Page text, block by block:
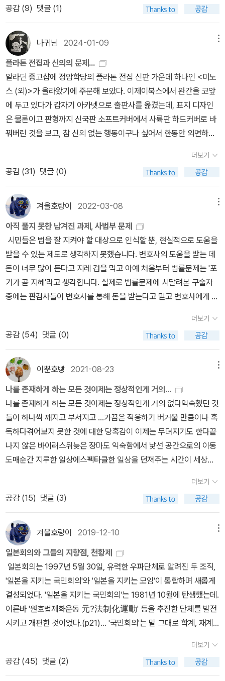
수 있어야 하고, 용기, 절제, 지혜라는 다양한 미덕들이 하나임을 알아
야 하고, 법의 참된 본성을 알고 아름다운 행위를 본성에 따라서 판단
하고 실행할 수 있어야 한다고 하면서 논의를 매듭짓는다. (11권과 12
권) 이런 국가는 행복한 삶의 조건이고, 기존의 국가들은 당파 지배
(민주제, 과두제, 참주제 같은 비-정치)에 지나지 않으며, 폭력으로
비자발적인 피치자들을 제멋대로 다스릴 뿐이다. 공공적인 것에 대한
사고가 잘 드러나는 면을 보자. 농업을 기본적인 생산 수단으로 삼는
이 국가에서 농촌감독관은 중요한 역할을 맡는다. 그런데 감독관은
지배하는 자가 아니라 ‘섬기는 자’이다. 플라톤은 잘 다스리는 것보다
잘 섬기는 것이 중요하다고 본다. 따라서 감독관 자신이 남을 섬기는
비롯한 관리들이 지배하는 자가 아니라 남을 섬긴다고 보는 사고는
를 증진시키고 그들의 행복을 추구할 수 있는 장을 마련하려는 것으
로 여긴다. 어떤 물건을 만드는 사람은 그것을 자신이 쓰기 위해서가
아니라 그것이 필요한 자를 위해서 생산한다면, 정치적 활동은 정치
가의 (시민들에 대한) 지배가 아니라 정치공동체라는 산물을 산출하
는 봉사행위일 것이다. 이런 까닭에 국가를 위해서 봉사하는 관리는
선물을 받지 않고 봉사해야 한다. (이를 어기고 사익을 추구하는 자는
사형에 처한다.) 공동체적 사고는 교육, 문화적인 측면에 어떻게 나타
나는가? 새로운 국가는 교육의 중요성을 강조하는데, 아이를 양육하
하거나 괴로움을 회피하는 것이 아니라 중용의 미덕을 중시한다. 몸
과 혼의 훌륭함을 기르기 위해서 체력 단련과 시가 교육을 일정 기간
동안 받게 한다. 또한 놀이를 교육에 적절하게 활용하는데, 이런 놀이
가 개인들의 취향에 따라서 변하는 것을 바람직하지 않다고 본다. 이
는 놀이 양식이 바뀌면 다른 생활방식을 추구하게 되고 이것은 다른
제도를 요구하기 때문이다. 이런 사고는 단일한 문화를 통해 공동체
의 질서를 갖추려는 점으로도 잘 나타난다. 체력을 단련시키기 위해
서 춤과 시가를 결합시켜서 다양한 훈련을 하도록 하는데, 이 경우에
도 춤과 노래의 특징을 변화시키는 것을 바람직하다고 보지 않는다.
다양한 문화가 아니라 단일하고 불변적인 문화가 국가의 질서와 통합
된 문화를 가능하게 한다고 보기 때문이다. (문화적 다양성을 주장하
는 현대인들이 저마다의 시민들이 저마다의 방법으로 저마다의 즐거
에서 같은 시민들이 같은 방법으로, 같은 즐거움을 누리는 것이 행복
한 삶이라고 본다. 놀이 문화를 생활양식을 규정하는 기초로 보기 때
문에 ‘완전한’ 제도가 변하는데 따른 혼란을 막기 위해서는 놀이를 비
롯한 다양한 문화, 예술에 대한 검열과 제한이 필요하다고 본다. 이런
공동체적 사고는 쾌락에 대한 절제에서도 잘 드러난다. 고전기 그리
스인들은 쾌락에 무절제한 경우를 윤리적 결함이라고 보았다. 자신의
쾌락과 맞서 싸워서 패배하는 자는 무절제한 자여서 수동적인 존재에
지나지 않으므로 능동적인 미덕을 요구하는 공적인 임무를 맡을 자격
이 없다고 보았다. 이런 절제의 윤리학에서는 쾌락에 맞서서 승리하
과 함께 혼의 아름다움을 추구하는 바람직한 미덕이라고 보았다. 부
에 대한 욕구는 시민들이 재산에만 관심을 갖게 하고, 혼이 그날그날
의 이익에만 매달리게 한다. 금과 은에 대한 만족을 모르는 욕구는 혼
천병희 선생님의 역서를 2015년경부터 한동안 사 모았는데, 돌아가
시기 전에 선물처럼 남기신 플라톤 전집의 편제를 이제야 들여다 보
았다. 아무튼 전에 사둔 책이 있었으므로, 2013년에 나온 구판으로
보았다. 구판에는 전집 2권과 달리 『파이드로스』와 『메논』만 실려
있다. 2002년 여름에 대화편을 처음 읽었던 것 같은데 나이가 들고
다시 읽으니 느낌이 또 다르다. 10년 전에는 천병희 선생님의 말랑말
랑한 문체가 최선이라고 여겼는데, 딴에는 넓은 의미의 연구 활동에
몸 담고 난 뒤에 보니 아쉬움이 없지 않다. 『파이드로스』와 『메논』
은 『프로타고라스』, 『파이돈』, 『국가』, 『향연』 등과 더불어 플라톤의
'중기' 작품으로 분류된다. 천병희 선생님의 소개에 따르면, 『파이드
로스』가 '초기' 작품으로 간주된 적도 있는데, 이제는 『국가』보다는
나중에, '후기' 작품에 속하는 『필레보스』보다는 먼저 집필된 것으로
론』, 『크리톤』, 『이온』 등이 있고, '후기' 작품에는 『필레보스』 외에
도 『소피스트』, 『티마이오스』, 『법률』 같은 것들이 있다.3. 천병희 선
생님의 다른 대화편 번역과 마찬가지로, 이 책도 바로 곁에 앉은(실제
로는 아마도 누워 있었을) '전기가오리' 소크라테스 아저씨가 진짜로
모르는 건지, 아니면 알면서 모르는 척하는 건지(당신 말로는 '진짜로
모른다'고 거듭 강조하시지만) 알 수 없는 말투로 조곤조곤 말을 건네
고 있다. 읽고 나면 '테스 형'과 무척 친해진 느낌이 든다. 바로 이어서
다른 대화편을 좀 더 읽고 싶다는 마음이 들었는데, 장서 상당 부분이
려야 할 것 같다. 그럼 테스 형(플라톤)은 나에게 이렇게 말하겠지...
'친구여, 묻고 싶은 것이 하나 있네. 자네가 소피스트들에게 빠져 있다
고 하는데, 어찌 된 일인가? 소피스트들이 하는 말이 자네에게 무슨
특별한 것을 주기라도 했는가? 자네는 말하는 기술만으로도 지혜로
운 사람이 될 수 있다고 믿는 건가?' 마음을 붙들려고 8월부터 성당
에 다시 나가기 시작했는데, 오늘 고해성사 후 미사에 참례하면서 도
킨스의 책들만 잔뜩 빼놓고 종교서 대부분을 창고에 넣어버린 것을
후회했다.4. 참고로, '전기가오리'는 『메논』 80a (구판 162쪽)에 나
오는 표현이다.메논: (...) 그런데 선생님께서는 지금 나를 마술로 호
려 말 그대로 꼼짝달싹 못하게 만드시는 것 같아요. 농담을 좀 해도 된
다면, 선생님께서는 내가 보기에 외모나 그 밖의 다른 면에서 영락없
이 바다에 사는 저 넓적한 전기가오리예요. 전기가오리는 닿을 만큼
짓을 한 것 같으니까요. 나는 정말로 혼과 입이 마비되어 선생님에게
도무지 대답을 할 수가 없어요. '정전기'를 발견한 탈레스도 있었지
만, '전기'에 대한 과학적 이해는 피뢰침 개발의 기초가 된 1752년 벤
저민 프랭클린의 연(鳶, kite) 실험 등으로 정립되었으므로, 플라톤
시절에는 '전기가오리'라는 생물을 어떻게 이해하였는지가 문득 궁금
해졌다. 먼저 영어 번역부터 찾아 보았다. '농담을 좀 해도 된다면' 이
하 부분만 인용한다.Benjamin Jowett (1871 ?)'And if I may ve
nture to make a jest upon you, you seem to me both in yo
ur appearance and in your power over others to be very lik
him and touch him, as you have now torpified me, I think. F
or my soul and my tongue are really torpid, and I do not kn
ow how to answer you;'http://polazzo.com/Plato%20-%2
공감 (9) 댓글 (1)
나귀님 2024-01-09
플라톤 전집과 신의의 문제...
알라딘 중고샵에 정암학당의 플라톤 전집 신판 가운데 하나인 <미노
스 (외)>가 올라왔기에 주문해 보았다. 이제이북스에서 완간을 코앞
에 두고 있다가 갑자기 아카넷으로 출판사를 옮겼는데, 표지 디자인
은 물론이고 판형까지 신국판 소프트커버에서 사륙판 하드커버로 바
꿔버린 것을 보고, 참 신의 없는 행동이구나 싶어서 한동안 외면하던
은 것이라서 구입했는데, '정암학당 플라톤 전집을 새롭게 펴내며'라
는 두 번째 서문을 보면 이제이북스의 사정으로 출간을 중단하고 출
판사를 옮기게 되었다는 설명이 나온다. 검색해 보니 이제이북스는 2
018년 이후로 신간을 내놓지 않았으니 사실상 문을 닫은 것이 아닌
가 싶기도 하다.하지만 출판사를 옮긴 사정까지는 감안하더라도, 판
형까지 싹 바꿔서 재간행하는 것은 괘씸할 수밖에 없다. 이제이북스
구판을 가진 독자의 입장에서는 무려 스무 권이나 모아 놓은 책들을
내버리고 다시 살 수도 없고, 막상 <미노스 (외)>처럼 원래 없던 책들
만 구입해서 꽂아 놓으면 기존의 책들과 판형부터 다르니 '전집'이라
기에는 영 꼴불견이다.플라톤 전집의 구판과 신판 모두에는 후원회원
인 개인과 단체의 명단이 서너 페이지에 걸쳐 나와 있는데, 거꾸로 보
자면 졸지에 무용지물이 되어 버린 구판을 떠안은 피해자 명단이라고
할 수도 있겠다. 처음부터 참여한 후원회원이라면 지금쯤 구판 스무
나 갖고 있지 않을까.출판계에서 한 작가, 또는 한 작품을 여러 권으로
나누어 출간하다 중단한다든지, 아니면 중간에 디자인을 바꾸어 통일
성을 깨트린다든지, 최악의 경우에 한동안 출간을 중단했다 재개하여
완간하면서 디자인 변경은 물론이고 박스 세트나 가격 할인이나 특전
부록 같은 혜택을 제공함으로써 꾸준히 구입한 독자를 농락하는 일은
그리 드물지도 않다.반면 한 작가의 작품을 두 출판사가 간행하면서
협의를 통해 판형은 물론이고 디자인까지 똑같이 맞추는 경우도 없지
않으니, 북스피어와 모비딕에서 나눠서 간행하는 마츠모토 세이초 시
연속성을 유지하지 못한 것은 필연적인 결과라기보다는 오히려 배려
부족의 결과로 보인다.<미노스 (외)>처럼 짧은 작품까지도 한 권으
로 간행하는 것을 보면 아카넷의 플라톤 전집은 전30권 내외로 완간
되지 않을까 짐작되는데, 그중 스무 권은 이제이북스에서 나왔던 것
들이니, 권수로만 놓고 보면 60%가 중복 출판인 셈이다.(물론 분량
으로는 전집의 4분의 1쯤을 차지할 법한 <국가>와 <법률>이 압도적
이므로 그 비율도 더 떨어지겠지만).물론 판형 따위야 아무래도 상관
없지 않느냐고 생각하는 사람도 있을지 모르겠지만, 책의 디자인은
읽기의 편의성과도 직결된다. 따라서 새로운 플라톤 전집을 굳이 작
은 판형에 하드커버까지 씌워 가면서 만드는 것이 합리적인지는 충분
히 의문을 제기할 만하다. 현재 판형으로 <국가>나 <법률>을 간행한
다면 거뜬히 1,000페이지에 육박할 테니까.역시나 아카넷에서 간행
비판>에 이르자 뒤늦게야 실책을 깨달았는지 신국판으로 돌아와서
더보기
공감 (31) 댓글 (0)
겨울호랑이 2022-03-08
아직 풀지 못한 남겨진 과제, 사법부 문제
시민들은 법을 잘 지켜야 할 대상으로 인식할 뿐, 현실적으로 도움을
받을 수 있는 제도로 생각하지 못했습니다. 변호사의 도움을 받는 데
돈이 너무 많이 든다고 지레 겁을 먹고 아예 처음부터 법률문제는 '포
기가 곧 지혜'라고 생각합니다. 실제로 법률문제에 시달려본 구술자
중에는 판검사들이 변호사를 통해 돈을 받는다고 믿고 변호사에게 거
안 법조인들이라고 해서 그들만의 세상에서 행복한 삶을 살고 있지는
못했습니다. 실비, 휴가비, 전별금 등이 관행이었던 시절에도 판검사
들은 그리 행복하지 않았습니다. 사법시험이라는 바늘구멍을 통과하
여 신성가족의 일원이 된다 해도 가야 할 길은 멀기만 했습니다. (p2
34)... 의사소통이 단절된 틈바구니에서 자라난 브로커라는 직업도
애환이 많았습니다. 법대 졸업생으로 청운의 꿈을 품고 또는 가정형
편 땜누에 사법시험을 포기하고 변호사 사무실에 취직했건만, 기본급
으로는 생활이 너무 어렵고 언제 잘릴지도 모르는 불안정한 상태입니
다. _ 김두식, <불멸의 신성가족> , p235/276 내일이면 새로운 대
통령이 선출된다. 문재인 정부 출범 이후 지난 5년 동안 우리 사회의
여러 문제점이 드러났고, 그중에서도 사법개혁은 언론개혁과 함께 가
장 큰 문제점으로 지적되었지만, 문제점만 깊이 인식했을 뿐 아직 해
결에는 이르지 못하고 있다. 해결되지 않고 손에 들고 있는 사법부 문
펴보려 한다. 김두식의 <불멸의 신성가족>은 법으로부터 소외된 시
민들, 핵심 엘리트 집단에 소속하기 위해 발버둥쳐야 하는 법조인들,
언제 잡힐지 모르면서도 살기 위해 불법을 저지르는 브로커 집단들을
묘사하며, 법의 이해관계자들 모두가 불행한 현제도의 문제점을 지적
한다. 그렇다면, 이러한 문제의 기원은 어디에서 비롯되었는가? 우
리나라 법조계의 제도적, 물적/인적 토대는 모두 일제시대에 마련되
었다. 이 간단한 사실이 모든 문제의 출발점이다. 메이지 유신 이후 프
랑스와 독일의 법제를 받아들인 일본은 이를 그대로 식민지 조선에
의 형성에 아무런 영향을 끼치지 못했다... 일본도 충분히 소화하지 못
한 제도와 개념이 식민지에 제대로 정착할 리 없었다. 개념과 현실의
틈새에서 고문, 조작, 과장, 각종 뒷거래가 독서벗처럼 자라나 일상으
더보기
공감 (54) 댓글 (0)
이뿐호빵 2021-08-23
나를 존재하게 하는 모든 것이제는 정상적인게 거의...
나를 존재하게 하는 모든 것이제는 정상적인게 거의 없다익숙했던 것
들이 하나씩 깨지고 부서지고 ...가끔은 적응하기 버거울 만큼이나 혹
독하다겪어보지 못한 것에 대한 당혹감이 이제는 무뎌지기도 한다끝
나지 않은 바이러스뒤늦은 장마도 익숙함에서 낯선 공간으로의 이동
도매순간 지루한 일상에스펙타클한 일상을 던져주는 시간이 세상에
온함에 기대고 앉았었다안전한 나의 공간에서 늘 한결같을 수 있었던
이유그것들을 가능하게 했던, 잊혀진 것들에 대해 잊고 있었다시간도
공간도사람도일상의 소소함도나를 존재하게 했던 그 모든 것에 관하
여 다시 따져보게 된다ㅡㅡㅡㅡㅡㅡㅡㅡㅡㅡㅡㅡㅡㅡㅡㅡㅡㅡㅡㅡ
요 몇 달간 나와 책과의 거리가 지나치게 가깝다그러다 보니 둘과의
관계에서 벗어날 수 없는,짧은 시간조차 허락할 수 있는 틈도 생겨나
질 않는다서로가 당기는 힘의 세기가 다른 곳에서의 쉼을 용납하지
않으니 말이다플라톤과의 줄다리기가 점점 길어지고 있다두 번역가
를 오고 가며 실랑이를 벌인지 몇 달<국가>에 이어<법률> 또 <정치
가> 이어서 <고르기아스>...(플라톤 대화편, 올해 안에는 끝나지 않
을까.. 욕심이겠지만)히틀러의 비뚤어진 사상의<나의 투쟁> 30%아
이작 아시모프의 ‘파운데이션‘ (현재 4권 )...등 등때아닌 늦은 장마로
비가 몹시도 오는 오후또 일정을 소화해야 하는 막간에 맘이 급 동했
더보기
공감 (15) 댓글 (3)
겨울호랑이 2019-12-10
일본회의와 그들의 지향점, 천황제
일본회의는 1997년 5월 30일, 유력한 우파단체로 알려진 두 조직,
'일본을 지키는 국민회의'와 '일본을 지키는 모임'이 통합하며 새롭게
결성되었다. '일본을 지키는 국민회의'는 1981년 10월에 탄생했는데.
이른바 '원호법제화운동 元?法制化運動' 등을 추진한 단체를 발전
시키고 개편한 것이었다.(p21)... '국민회의'는 말 그대로 학계, 재계,
직이다. 한편, '일본을 지키는 모임'은 '국민회의'에 앞서 1974년, 주
로 우파계 종교단체가 중심이 되어 결성했는데 이른바 '종교 우파조
더보기
공감 (45) 댓글 (2)